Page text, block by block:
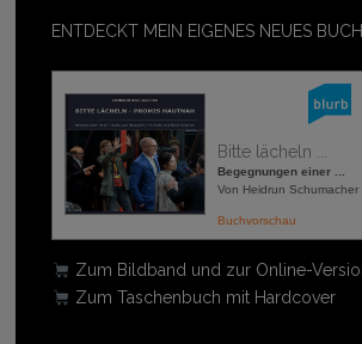
ENTDECKT MEIN EIGENES NEUES
Bitte lächeln ...
Begegnungen einer ...
Von Heidrun Schumacher
Buchvorschau
Zum Bildband und zur Online-
Zum Taschenbuch mit Hardcover